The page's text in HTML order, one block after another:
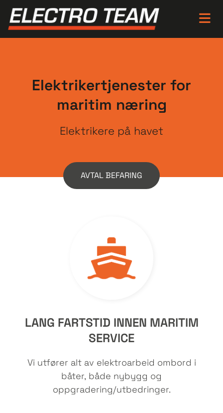
Elektrikertjenester for
maritim næring
Elektrikere på havet
AVTAL BEFARING
LANG FARTSTID INNEN MARITIM
SERVICE
Vi utfører alt av elektroarbeid ombord i
båter, både nybygg og
oppgradering/utbedringer.